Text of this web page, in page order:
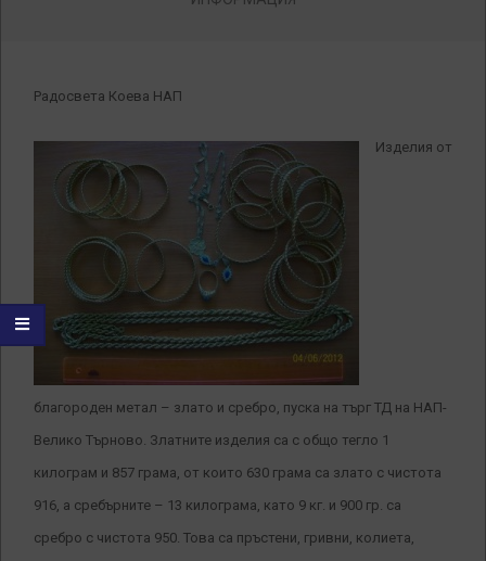
Радосвета Коева НАП
Изделия от
благороден метал – злато и сребро, пуска на търг ТД на НАП-
Велико Търново. Златните изделия са с общо тегло 1
килограм и 857 грама, от които 630 грама са злато с чистота
916, а сребърните – 13 килограма, като 9 кг. и 900 гр. са
сребро с чистота 950. Това са пръстени, гривни, колиета,